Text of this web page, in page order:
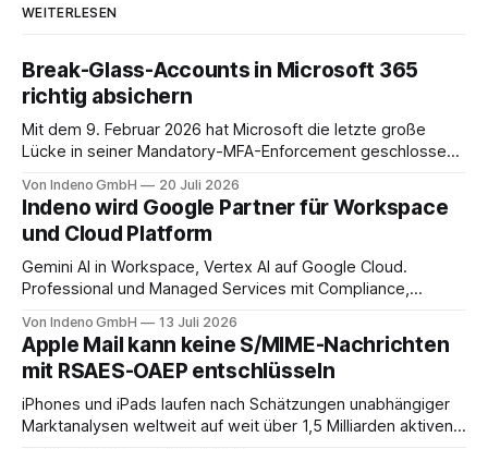
WEITERLESEN
Break-Glass-Accounts in Microsoft 365
richtig absichern
Mit dem 9. Februar 2026 hat Microsoft die letzte große
Lücke in seiner Mandatory-MFA-Enforcement geschlossen.
Microsoft 365 Admin Center anmeldet, einen zweiten
Faktor nachweisen. Für das Entra Admin Center, das Azure-
Portal und das Intune Admin Center gilt das
Von Indeno GmbH 20 Juli 2026
Indeno wird Google Partner für Workspace
und Cloud Platform
Gemini AI in Workspace, Vertex AI auf Google Cloud.
Professional und Managed Services mit Compliance,
DACH.
Von Indeno GmbH 13 Juli 2026
Apple Mail kann keine S/MIME-Nachrichten
mit RSAES-OAEP entschlüsseln
iPhones und iPads laufen nach Schätzungen unabhängiger
Marktanalysen weltweit auf weit über 1,5 Milliarden aktiven